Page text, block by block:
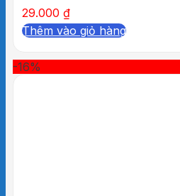
29.000 ₫
Thêm vào giỏ hàng
-16%